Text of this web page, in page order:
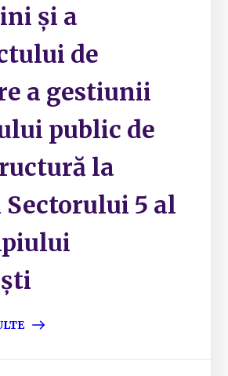
și a
de
a gestiunii
public de
la
5 al